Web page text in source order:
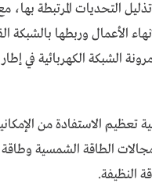
التحديات المرتبطة بها،
الأعمال وربطها بالشبكة
الشبكة الكهربائية في
تعظيم الاستفادة من
الطاقة الشمسية وطاقة
النظيفة.